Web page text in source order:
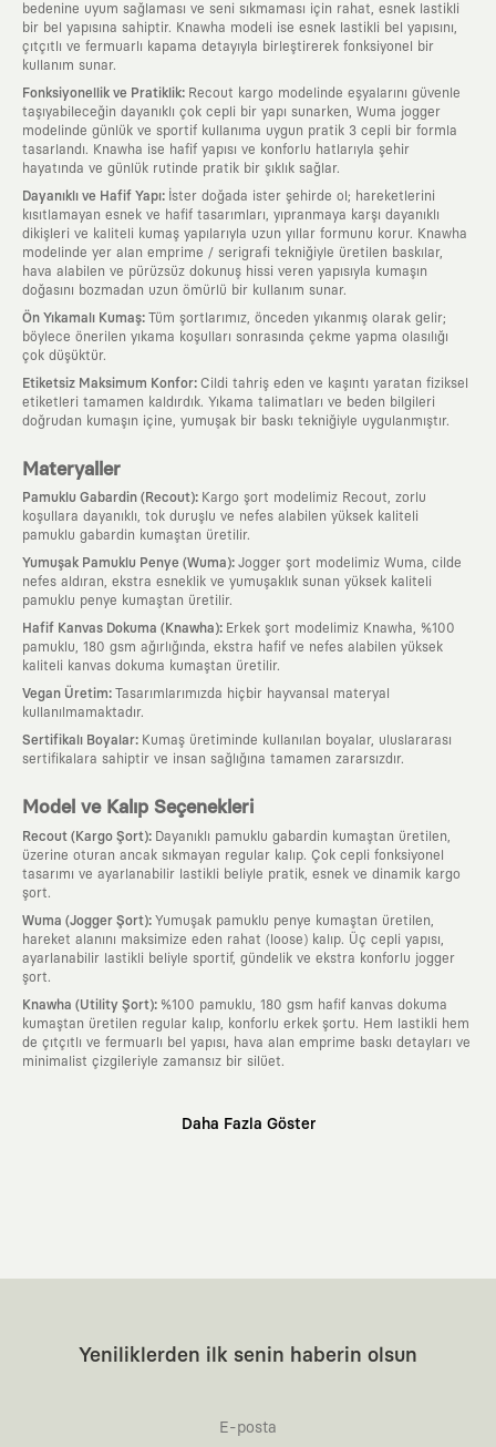
bedenine uyum sağlaması ve seni sıkmaması için rahat, esnek lastikli
bir bel yapısına sahiptir. Knawha modeli ise esnek lastikli bel yapısını,
çıtçıtlı ve fermuarlı kapama detayıyla birleştirerek fonksiyonel bir
kullanım sunar.
Fonksiyonellik ve Pratiklik: Recout kargo modelinde eşyalarını güvenle
taşıyabileceğin dayanıklı çok cepli bir yapı sunarken, Wuma jogger
modelinde günlük ve sportif kullanıma uygun pratik 3 cepli bir formla
tasarlandı. Knawha ise hafif yapısı ve konforlu hatlarıyla şehir
hayatında ve günlük rutinde pratik bir şıklık sağlar.
Dayanıklı ve Hafif Yapı: İster doğada ister şehirde ol; hareketlerini
kısıtlamayan esnek ve hafif tasarımları, yıpranmaya karşı dayanıklı
dikişleri ve kaliteli kumaş yapılarıyla uzun yıllar formunu korur. Knawha
modelinde yer alan emprime / serigrafi tekniğiyle üretilen baskılar,
hava alabilen ve pürüzsüz dokunuş hissi veren yapısıyla kumaşın
doğasını bozmadan uzun ömürlü bir kullanım sunar.
Ön Yıkamalı Kumaş: Tüm şortlarımız, önceden yıkanmış olarak gelir;
böylece önerilen yıkama koşulları sonrasında çekme yapma olasılığı
çok düşüktür.
Etiketsiz Maksimum Konfor: Cildi tahriş eden ve kaşıntı yaratan fiziksel
etiketleri tamamen kaldırdık. Yıkama talimatları ve beden bilgileri
doğrudan kumaşın içine, yumuşak bir baskı tekniğiyle uygulanmıştır.
Materyaller
Pamuklu Gabardin (Recout): Kargo şort modelimiz Recout, zorlu
koşullara dayanıklı, tok duruşlu ve nefes alabilen yüksek kaliteli
pamuklu gabardin kumaştan üretilir.
Yumuşak Pamuklu Penye (Wuma): Jogger şort modelimiz Wuma, cilde
nefes aldıran, ekstra esneklik ve yumuşaklık sunan yüksek kaliteli
pamuklu penye kumaştan üretilir.
Hafif Kanvas Dokuma (Knawha): Erkek şort modelimiz Knawha, %100
pamuklu, 180 gsm ağırlığında, ekstra hafif ve nefes alabilen yüksek
kaliteli kanvas dokuma kumaştan üretilir.
Vegan Üretim: Tasarımlarımızda hiçbir hayvansal materyal
kullanılmamaktadır.
Sertifikalı Boyalar: Kumaş üretiminde kullanılan boyalar, uluslararası
sertifikalara sahiptir ve insan sağlığına tamamen zararsızdır.
Model ve Kalıp Seçenekleri
Recout (Kargo Şort): Dayanıklı pamuklu gabardin kumaştan üretilen,
üzerine oturan ancak sıkmayan regular kalıp. Çok cepli fonksiyonel
tasarımı ve ayarlanabilir lastikli beliyle pratik, esnek ve dinamik kargo
şort.
Wuma (Jogger Şort): Yumuşak pamuklu penye kumaştan üretilen,
hareket alanını maksimize eden rahat (loose) kalıp. Üç cepli yapısı,
ayarlanabilir lastikli beliyle sportif, gündelik ve ekstra konforlu jogger
şort.
Knawha (Utility Şort): %100 pamuklu, 180 gsm hafif kanvas dokuma
kumaştan üretilen regular kalıp, konforlu erkek şortu. Hem lastikli hem
de çıtçıtlı ve fermuarlı bel yapısı, hava alan emprime baskı detayları ve
minimalist çizgileriyle zamansız bir silüet.
dolabının en değerli parçası olarak kalacak, hikayesini ve estetik
Yaratıcı Bir Topluluk
KAFT, keşfetmeyi sevenlerin, sanata tutkuyla bağlı
olanların ve şehri özgürce adımlayanların ortak dilidir. Üzerinde
Kendi tasarım mutfağımızın gücünü, dünyanın dört
Daha Fazla Göster
Yeniliklerden ilk senin haberin olsun